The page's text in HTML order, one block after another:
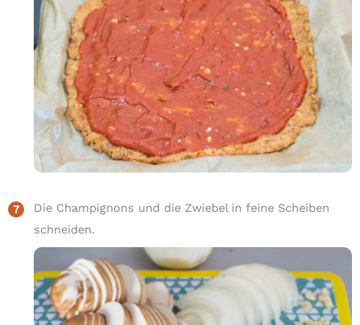
Die Champignons und die Zwiebel in feine Scheiben
schneiden.